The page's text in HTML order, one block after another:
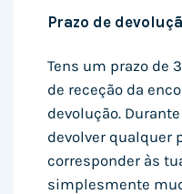
Prazo de
Tens um prazo de
de receção da
devolução.
devolver qualquer
corresponder às
simplesmente